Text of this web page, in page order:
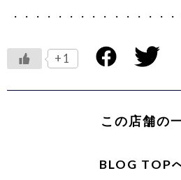
・・・・・・・・・・・・・・
+1
この店舗の
BLOG TOP